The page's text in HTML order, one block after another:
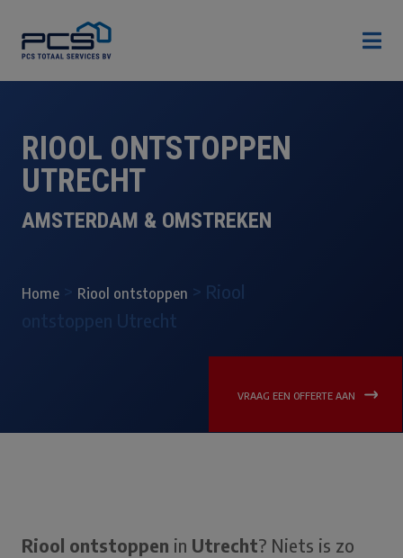

RIOOL ONTSTOPPEN
UTRECHT
AMSTERDAM & OMSTREKEN
Home Riool ontstoppen > Riool
ontstoppen Utrecht
VRAAG EEN OFFERTE AAN
Riool ontstoppen in Utrecht? Niets is zo